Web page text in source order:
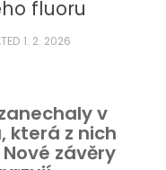
fluoru
1. 2. 2026
v
která z nich
závěry